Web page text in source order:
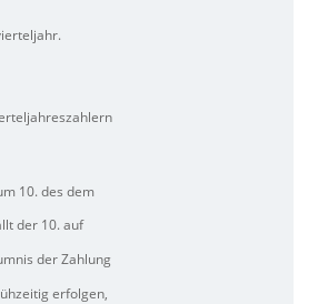
10. des dem
der 10. auf
der Zahlung
erfolgen,